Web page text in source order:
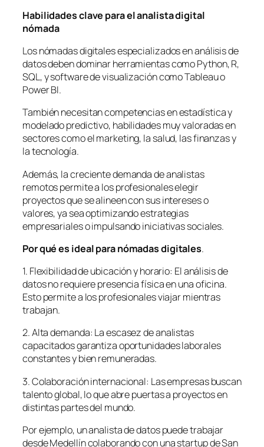
Habilidades clave para el analista digital
nómada
Los nómadas digitales especializados en análisis de
datos deben dominar herramientas como Python, R,
SQL, y software de visualización como Tableau o
Power BI.
También necesitan competencias en estadística y
modelado predictivo, habilidades muy valoradas en
sectores como el marketing, la salud, las finanzas y
la tecnología.
Además, la creciente demanda de analistas
remotos permite a los profesionales elegir
proyectos que se alineen con sus intereses o
valores, ya sea optimizando estrategias
empresariales o impulsando iniciativas sociales.
Por qué es ideal para nómadas digitales.
1. Flexibilidad de ubicación y horario: El análisis de
datos no requiere presencia física en una oficina.
Esto permite a los profesionales viajar mientras
trabajan.
2. Alta demanda: La escasez de analistas
capacitados garantiza oportunidades laborales
constantes y bien remuneradas.
3. Colaboración internacional: Las empresas buscan
talento global, lo que abre puertas a proyectos en
distintas partes del mundo.
Por ejemplo, un analista de datos puede trabajar
desde Medellín colaborando con una startup de San